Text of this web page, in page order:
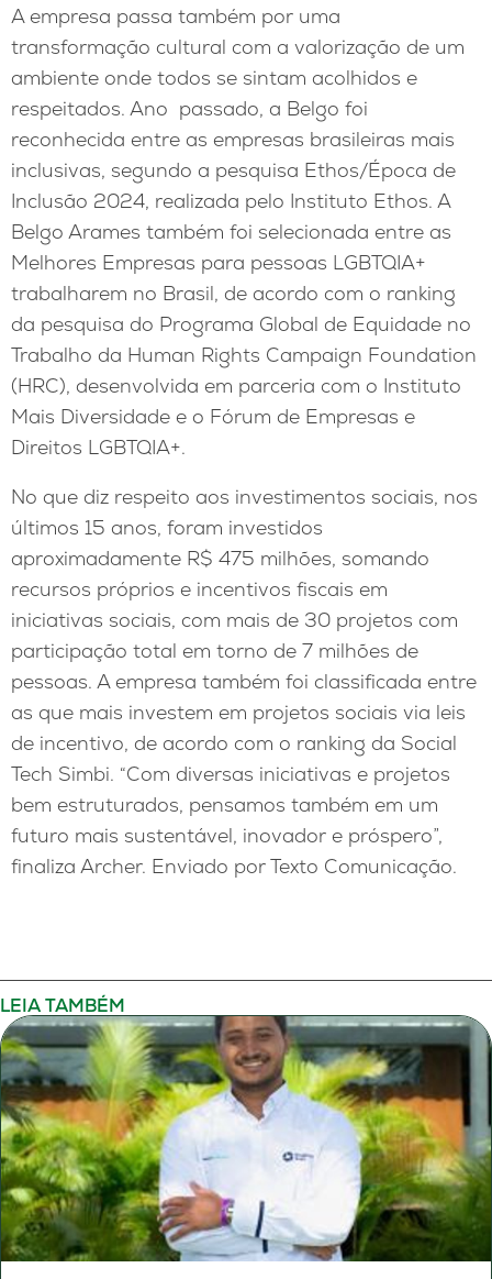
A empresa passa também por uma
transformação cultural com a valorização de um
ambiente onde todos se sintam acolhidos e
respeitados. Ano passado, a Belgo foi
reconhecida entre as empresas brasileiras mais
inclusivas, segundo a pesquisa Ethos/Época de
Inclusão 2024, realizada pelo Instituto Ethos. A
Belgo Arames também foi selecionada entre as
Melhores Empresas para pessoas LGBTQIA+
trabalharem no Brasil, de acordo com o ranking
da pesquisa do Programa Global de Equidade no
Trabalho da Human Rights Campaign Foundation
(HRC), desenvolvida em parceria com o Instituto
Mais Diversidade e o Fórum de Empresas e
Direitos LGBTQIA+.
No que diz respeito aos investimentos sociais, nos
últimos 15 anos, foram investidos
aproximadamente R$ 475 milhões, somando
recursos próprios e incentivos fiscais em
iniciativas sociais, com mais de 30 projetos com
participação total em torno de 7 milhões de
pessoas. A empresa também foi classificada entre
as que mais investem em projetos sociais via leis
de incentivo, de acordo com o ranking da Social
Tech Simbi. “Com diversas iniciativas e projetos
bem estruturados, pensamos também em um
futuro mais sustentável, inovador e próspero”,
finaliza Archer. Enviado por Texto Comunicação.
LEIA TAMBÉM